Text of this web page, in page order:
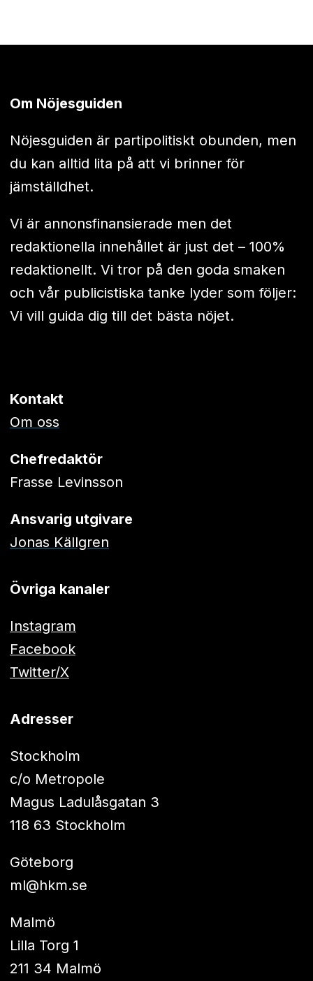
Om Nöjesguiden
Nöjesguiden är partipolitiskt obunden, men
du kan alltid lita på att vi brinner för
jämställdhet.
Vi är annonsfinansierade men det
redaktionella innehållet är just det – 100%
redaktionellt. Vi tror på den goda smaken
och vår publicistiska tanke lyder som följer:
Vi vill guida dig till det bästa nöjet.
Kontakt
Om oss
Chefredaktör
Frasse Levinsson
Ansvarig utgivare
Jonas Källgren
Övriga kanaler
Instagram
Facebook
Twitter/X
Adresser
Stockholm
c/o Metropole
Magus Ladulåsgatan 3
118 63 Stockholm
Göteborg
ml@hkm.se
Malmö
Lilla Torg 1
211 34 Malmö